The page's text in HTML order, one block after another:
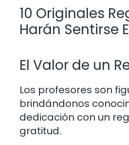
10 Originales
Harán Sentirse
El Valor de un
Los profesores son
brindándonos
dedicación con un
gratitud.